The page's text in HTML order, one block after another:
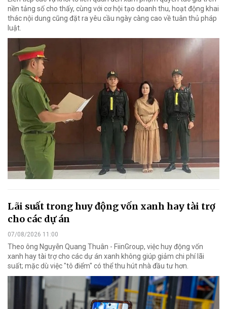
nền tảng số cho thấy, cùng với cơ hội tạo doanh thu, hoạt động khai
thác nội dung cũng đặt ra yêu cầu ngày càng cao về tuân thủ pháp
luật.
Lãi suất trong huy động vốn xanh hay tài trợ
cho các dự án
07/08/2026 11:00
Theo ông Nguyễn Quang Thuân - FiinGroup, việc huy động vốn
xanh hay tài trợ cho các dự án xanh không giúp giảm chi phí lãi
suất; mặc dù việc "tô điểm" có thể thu hút nhà đầu tư hơn.